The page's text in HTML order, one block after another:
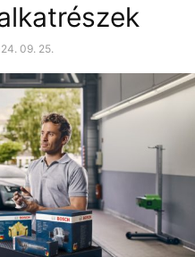
09. 25.